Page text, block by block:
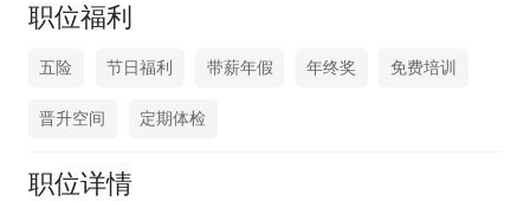
职位福利
五险 节日福利 带薪年假 年终奖 免费培训
晋升空间 定期体检
职位详情